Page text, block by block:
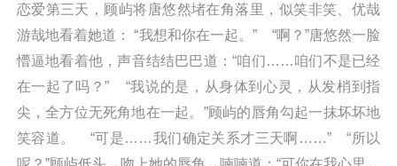
恋爱第三天，顾屿将唐悠然堵在角落里，似笑非笑、优哉
游哉地看着她道： “我想和你在一起。” “啊？”唐悠然一脸
懵逼地看着他，声音结结巴巴道：“咱们……咱们不是已经
在一起了吗？” “我说的是，从身体到心灵，从发梢到指
尖，全方位无死角地在一起。”顾屿的唇角勾起一抹坏坏地
笑容道。 “可是……我们确定关系才三天啊……” “所以